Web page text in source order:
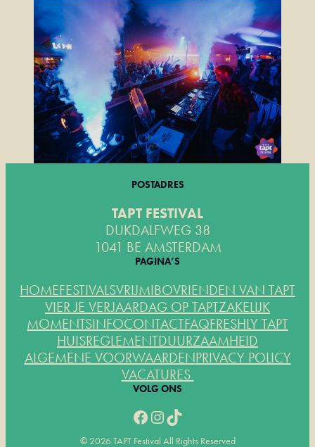
POSTADRES
TAPT FESTIVAL
DUKDALFWEG 38
1041 BE AMSTERDAM
PAGINA’S
HOMEFESTIVALSVRIJMIBOVRIENDEN VAN TAPT
VIER JE VERJAARDAG OP TAPTZAKELIJK
MOMENTSINFOCONTACTFAQFRESHLY TAPT
HUISREGLEMENTDUURZAAMHEID
ALGEMENE VOORWAARDENPRIVACY POLICY
VACATURES
VOLG ONS
Facebook Instagram TikTok
© 2026 TAPT Festival All Rights Reserved